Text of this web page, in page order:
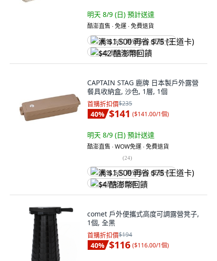
明天 8/9 (日) 預計送達
酷澎直售 ∙ 免運 ∙ 免費退貨
满 $1,500 再省 $75 (王道卡)
$42 酷澎幣回饋
CAPTAIN STAG 鹿牌 日本製戶外露營
餐具收納盒, 沙色, 1層, 1個
首購折扣價$235
40% $141 ($141.00/1個)
明天 8/9 (日) 預計送達
酷澎直售 ∙ WOW免運 ∙ 免費退貨
(24)
满 $1,500 再省 $75 (王道卡)
$4 酷澎幣回饋
comet 戶外便攜式高度可調露營凳子,
1個, 全黑
首購折扣價$194
40% $116 ($116.00/1個)